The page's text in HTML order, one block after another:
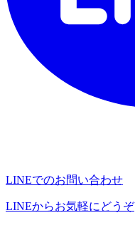
LINEでのお問い合わせ
LINEからお気軽にどうぞ